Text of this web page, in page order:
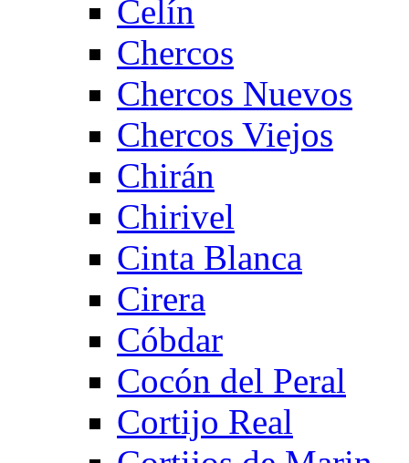
Celín
Chercos
Chercos Nuevos
Chercos Viejos
Chirán
Chirivel
Cinta Blanca
Cirera
Cóbdar
Cocón del Peral
Cortijo Real